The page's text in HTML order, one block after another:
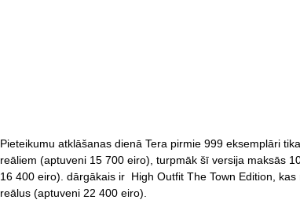
Pieteikumu atklāšanas dienā Tera pirmie 999 eksemplāri
reāliem (aptuveni 15 700 eiro), turpmāk šī versija maksās
16 400 eiro). dārgākais ir High Outfit The Town Edition,
reālus (aptuveni 22 400 eiro).